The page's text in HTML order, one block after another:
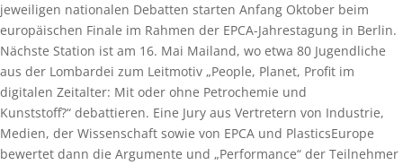
jeweiligen nationalen Debatten starten Anfang Oktober beim
europäischen Finale im Rahmen der EPCA-Jahrestagung in Berlin.
Nächste Station ist am 16. Mai Mailand, wo etwa 80 Jugendliche
aus der Lombardei zum Leitmotiv „People, Planet, Profit im
digitalen Zeitalter: Mit oder ohne Petrochemie und
Kunststoff?“ debattieren. Eine Jury aus Vertretern von Industrie,
Medien, der Wissenschaft sowie von EPCA und PlasticsEurope
bewertet dann die Argumente und „Performance“ der Teilnehmer